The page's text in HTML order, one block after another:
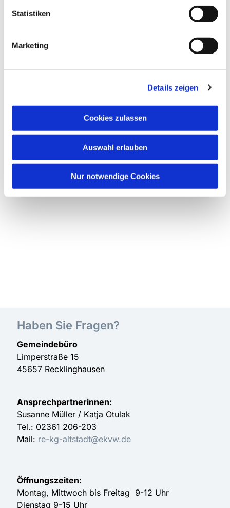
Statistiken
Marketing
Details zeigen
Cookies zulassen
Auswahl erlauben
Nur notwendige Cookies
Dies könnte Sie auch
Haben Sie Fragen?
Gemeindebüro
Limperstraße 15
45657 Recklinghausen
Ansprechpartnerinnen:
Susanne Müller / Katja Otulak
Tel.: 02361 206-203
Mail: re-kg-altstadt@ekvw.de
Öffnungszeiten:
Montag, Mittwoch bis Freitag 9-12 Uhr
Dienstag 9-15 Uhr